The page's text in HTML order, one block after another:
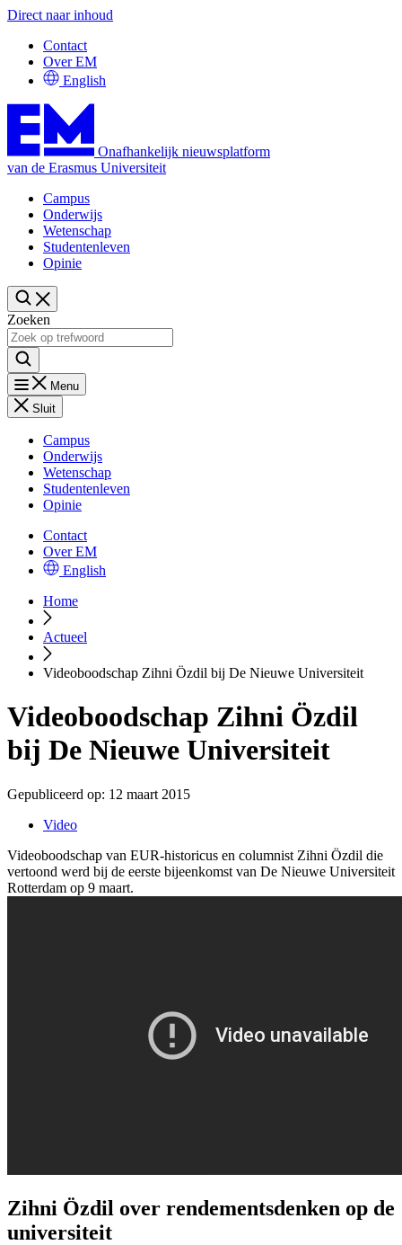
Direct naar inhoud
Contact
Over EM
English
Onafhankelijk nieuwsplatform
van de Erasmus Universiteit
Campus
Onderwijs
Wetenschap
Studentenleven
Opinie
Zoeken
Menu
Sluit
Campus
Onderwijs
Wetenschap
Studentenleven
Opinie
Contact
Over EM
English
Home
Actueel
Videoboodschap Zihni Özdil bij De Nieuwe Universiteit
Videoboodschap Zihni Özdil
bij De Nieuwe Universiteit
Gepubliceerd op: 12 maart 2015
Video
Videoboodschap van EUR-historicus en columnist Zihni Özdil die
vertoond werd bij de eerste bijeenkomst van De Nieuwe Universiteit
Rotterdam op 9 maart.
Zihni Özdil over rendementsdenken op de
universiteit